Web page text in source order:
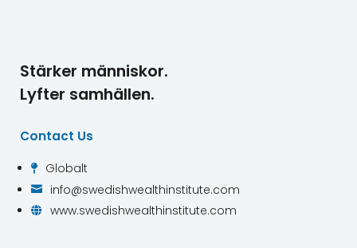
Stärker människor.
Lyfter samhällen.
Contact Us
 Globalt
 info@swedishwealthinstitute.com
 www.swedishwealthinstitute.com